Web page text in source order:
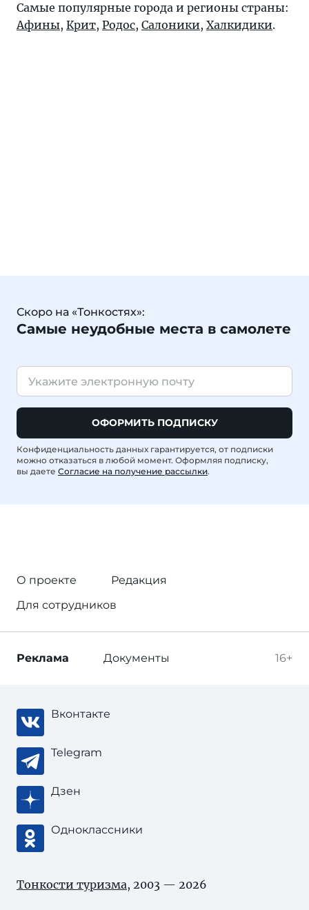
Самые популярные города и регионы страны:
Афины, Крит, Родос, Салоники, Халкидики.
Скоро на «Тонкостях»:
Самые неудобные места в самолете
ОФОРМИТЬ ПОДПИСКУ
Конфиденциальность данных гарантируется, от подписки
можно отказаться в любой момент. Оформляя подписку,
вы даете Согласие на получение рассылки.
О проекте
Редакция
Для сотрудников
16+
Реклама Документы
Вконтакте
Telegram
Дзен
Одноклассники
Тонкости туризма, 2003 — 2026